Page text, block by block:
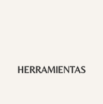
HERRAMIENTAS